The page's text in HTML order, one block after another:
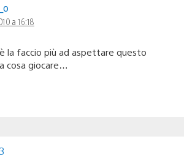
a 16:18
la faccio più ad aspettare questo
cosa giocare…